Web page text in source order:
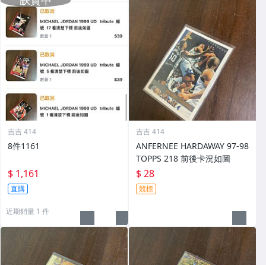
吉吉 414
8件1161
$ 1,161
直購
近期銷量 1 件
吉吉 414
ANFERNEE HARDAWAY 97-98
TOPPS 218 前後卡況如圖
$ 28
競標